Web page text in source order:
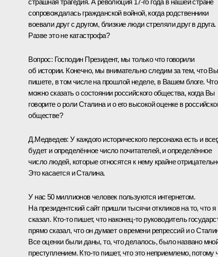
страшная трагедия. А революция 17-го года в нашей стране
сопровождалась гражданской войной, когда родственники
воевали друг с другом, близкие люди стреляли друг в друга.
Разве это не катастрофа?
Вопрос: Господин Президент, мы только что говорили
об истории. Конечно, мы внимательно следим за тем, что Вы
пишете, в том числе на прошлой неделе, в Вашем блоге. Что
можно сказать о состоянии российского общества, когда Вы
говорите о роли Сталина и о его высокой оценке в
обществе?
Д.Медведев: У каждого исторического персонажа есть и
будет и определённое число почитателей, и определённое
число людей, которые относятся к нему крайне
Это касается и Сталина.
У нас 50 миллионов человек пользуются интернетом.
На президентский сайт пришли тысячи откликов на то, что я
сказал. Кто‑то пишет, что наконец‑то руководитель
прямо сказал, что он думает о времени репрессий и о
Все оценки были даны, то, что делалось, было названо
преступлением. Кто‑то пишет, что это неприемлемо, потому